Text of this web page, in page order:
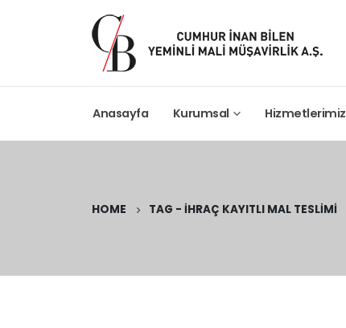
Anasayfa Kurumsal Hizmetlerimiz
HOME TAG - İHRAÇ KAYITLI MAL TESLIMI